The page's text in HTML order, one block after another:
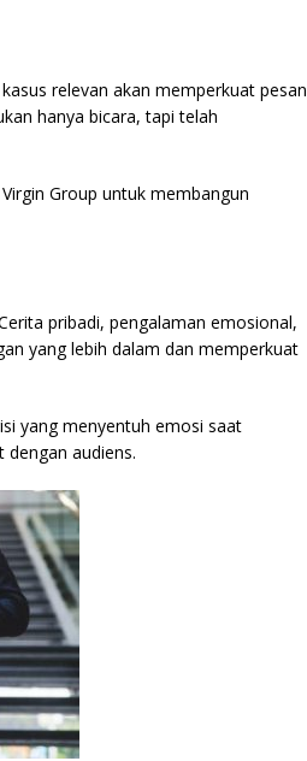
relevan akan memperkuat pesan
hanya bicara, tapi telah
Group untuk membangun
pribadi, pengalaman emosional,
yang lebih dalam dan memperkuat
yang menyentuh emosi saat
audiens.